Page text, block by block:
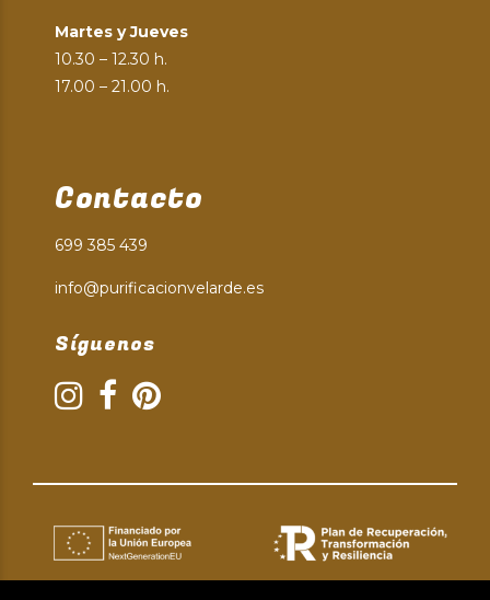
Martes y Jueves
10.30 – 12.30 h.
17.00 – 21.00 h.
Contacto
699 385 439
info@purificacionvelarde.es
Síguenos